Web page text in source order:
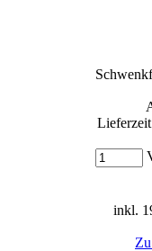
inkl.